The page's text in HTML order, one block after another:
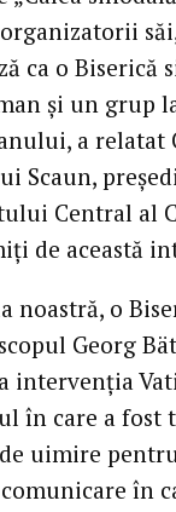
ca o Biserică
și un grup
a relatat
Scaun,
Central al
de această
noastră, o
Georg
intervenția
în care a fost
uimire
în